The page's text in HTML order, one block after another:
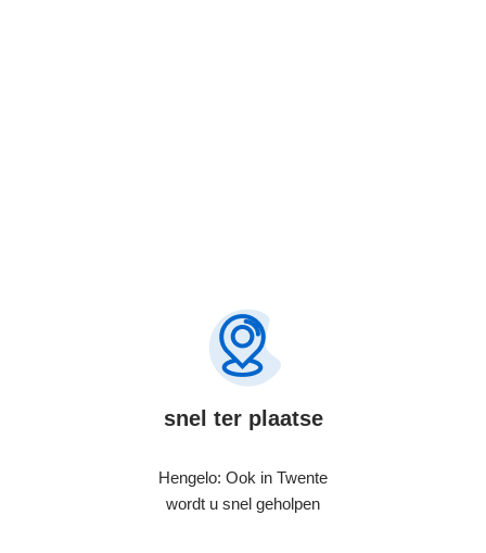
snel ter plaatse
Hengelo: Ook in Twente
wordt u snel geholpen